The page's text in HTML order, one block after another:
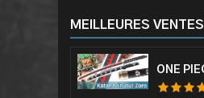
MEILLEURES VENTES